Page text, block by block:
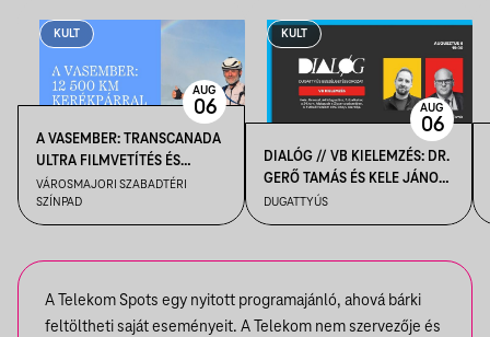
KULT
A VASEMBER: TRANSCANADA
ULTRA FILMVETÍTÉS ÉS
BESZÉLGETÉS
VÁROSMAJORI SZABADTÉRI
SZÍNPAD
AUG
06
KULT
DIALÓG // VB KIELEMZÉS: DR.
GERŐ TAMÁS ÉS KELE JÁNOS
BESZÉLGETÉSE
DUGATTYÚS
AUG
06
A Telekom Spots egy nyitott programajánló, ahová bárki
feltöltheti saját eseményeit. A Telekom nem szervezője és